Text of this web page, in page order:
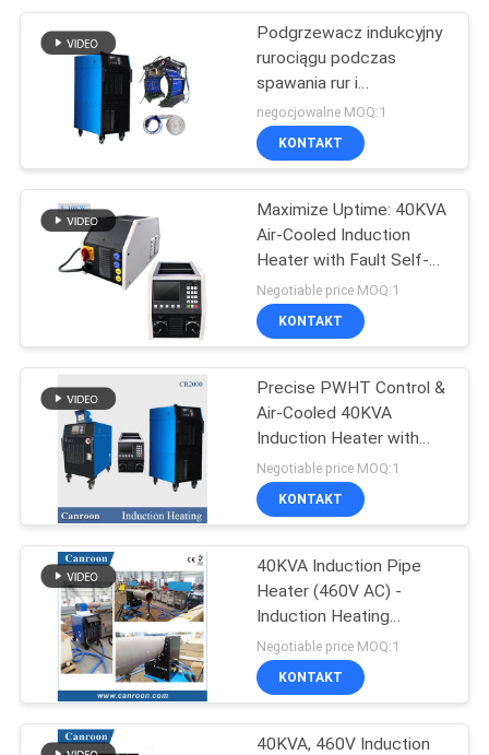
NAMI
POPROSIĆ
O
WYCENĘ
SITEMAP
POLITYKA
PRYWATNOŚCI
Napęd o zmiennej
częstotliwości VFD
Przetwornica
zmiennej
częstotliwości
23
Falownik pompy
solarnej
Podgrzewacz indukcyjny
rurociągu podczas
spawania rur i
przedgrzewania powłok
negocjowalne MOQ:1
KONTAKT
Maximize Uptime: 40KVA
Air-Cooled Induction
Heater with Fault Self-
Diagnosis and Easy
Maintenance
Negotiable price MOQ:1
KONTAKT
Precise PWHT Control &
Air-Cooled 40KVA
Induction Heater with
Data Recording
Negotiable price MOQ:1
KONTAKT
40KVA Induction Pipe
Heater (460V AC) -
Induction Heating
Machine for Pipes
Negotiable price MOQ:1
KONTAKT
40KVA, 460V Induction